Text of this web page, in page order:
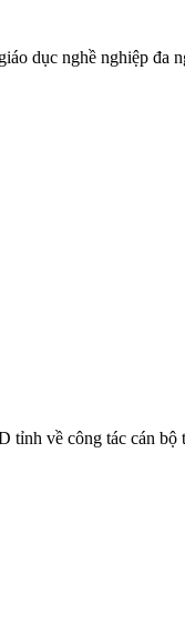
dục nghề nghiệp đa
về công tác cán